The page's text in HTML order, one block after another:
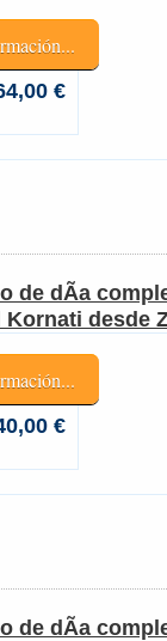
€
de dÃ­a
Kornati desde
€
de dÃ­a